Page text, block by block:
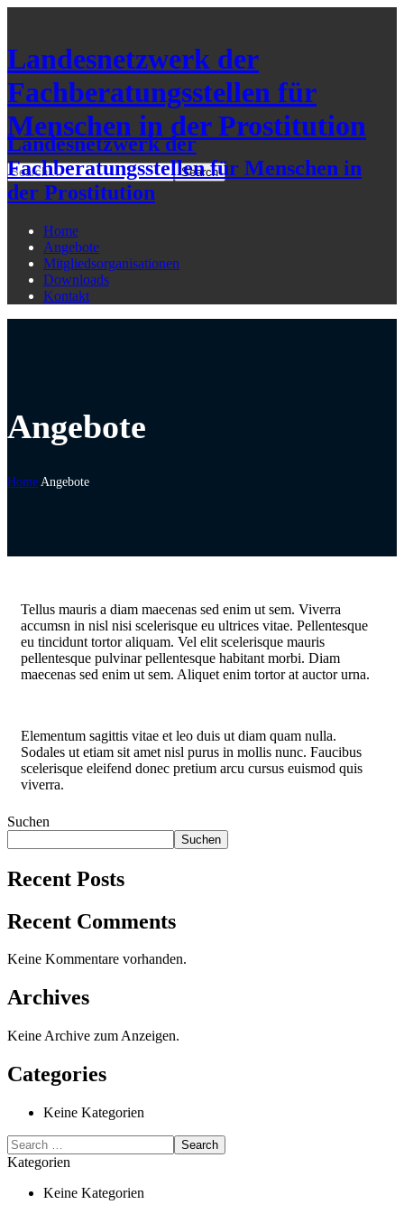
Landesnetzwerk der
Fachberatungsstellen für
Menschen in der Prostitution
Landesnetzwerk der
Fachberatungsstellen für Menschen in
der Prostitution
Home
Angebote
Mitgliedsorganisationen
Downloads
Kontakt
Angebote
Home Angebote
Tellus mauris a diam maecenas sed enim ut sem. Viverra
accumsn in nisl nisi scelerisque eu ultrices vitae. Pellentesque
eu tincidunt tortor aliquam. Vel elit scelerisque mauris
pellentesque pulvinar pellentesque habitant morbi. Diam
maecenas sed enim ut sem. Aliquet enim tortor at auctor urna.
Elementum sagittis vitae et leo duis ut diam quam nulla.
Sodales ut etiam sit amet nisl purus in mollis nunc. Faucibus
scelerisque eleifend donec pretium arcu cursus euismod quis
viverra.
Suchen
Suchen
Recent Posts
Recent Comments
Keine Kommentare vorhanden.
Archives
Keine Archive zum Anzeigen.
Categories
Keine Kategorien
Kategorien
Keine Kategorien